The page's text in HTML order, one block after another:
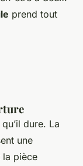
prend tout
dure. La
une
la pièce